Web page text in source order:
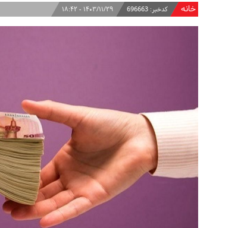
خانه کدخبر: 696663 ۱۴۰۳/۱۱/۲۹ - ۱۸:۴۲